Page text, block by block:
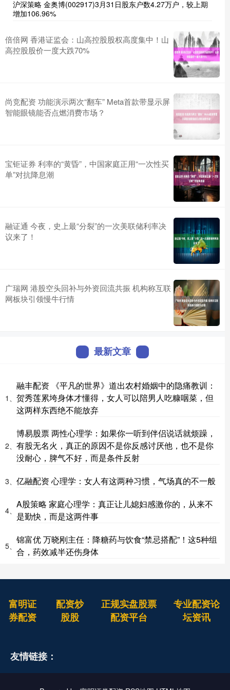
沪深策略 金奥博(002917)3月31日股东户数4.27万户，较上期
增加106.96%
倍倍网 香港证监会：山高控股股权高度集中！山
高控股股价一度大跌70%
尚竞配资 功能演示两次“翻车” Meta首款带显示屏
智能眼镜能否点燃消费市场？
宝钜证券 利率的“黄昏”，中国家庭正用“一次性买
单”对抗降息潮
融证通 今夜，史上最“分裂”的一次美联储利率决
议来了！
广瑞网 港股空头回补与外资回流共振 机构称互联
网板块引领慢牛行情
最新文章
1、
融丰配资 《平凡的世界》道出农村婚姻中的隐痛教训：
贺秀莲累垮身体才懂得，女人可以陪男人吃糠咽菜，但
这两样东西绝不能放弃
2、
博易股票 两性心理学：如果你一听到伴侣说话就烦躁，
有股无名火，真正的原因不是你反感讨厌他，也不是你
没耐心，脾气不好，而是条件反射
3、 亿融配资 心理学：女人有这两种习惯，气场真的不一般
4、
A股策略 家庭心理学：真正让儿媳妇感激你的，从来不
是勤快，而是这两件事
5、
锦富优 万晓刚主任：降糖药与饮食“禁忌搭配”！这5种组
合，药效减半还伤身体
富明证
券配资
配资炒
股股
正规实盘股票
配资平台
专业配资论
坛资讯
友情链接：